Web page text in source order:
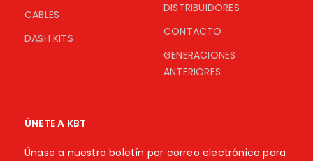
CABLES
DASH KITS
DISTRIBUIDORES
CONTACTO
GENERACIONES
ANTERIORES
ÚNETE A KBT
Únase a nuestro boletín por correo electrónico para